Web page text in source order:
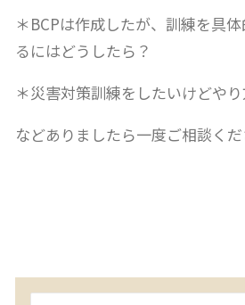
＊BCPは作成したが、訓練を具
るにはどうしたら？
＊災害対策訓練をしたいけどや
などありましたら一度ご相談くだ